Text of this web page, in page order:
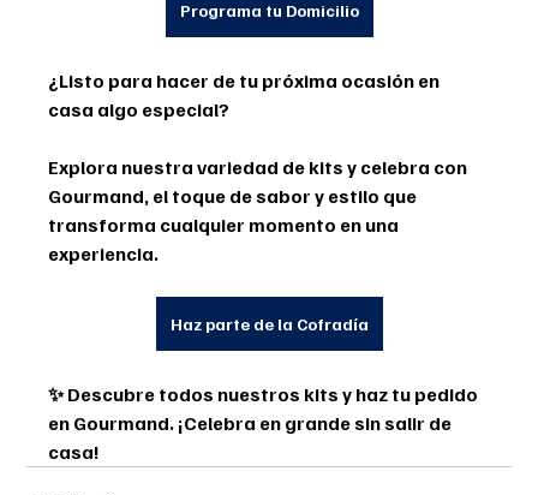
Programa tu Domicilio
¿Listo para hacer de tu próxima ocasión en
casa algo especial?
Explora nuestra variedad de kits y celebra con
Gourmand, el toque de sabor y estilo que
transforma cualquier momento en una
experiencia.
Haz parte de la Cofradía
✨ Descubre todos nuestros kits y haz tu pedido
en Gourmand. ¡Celebra en grande sin salir de
casa!